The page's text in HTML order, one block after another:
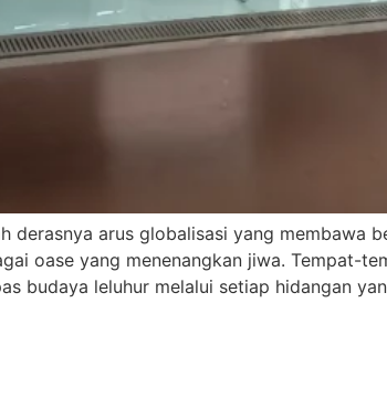
derasnya arus globalisasi yang membawa
oase yang menenangkan jiwa. Tempat-
budaya leluhur melalui setiap hidangan